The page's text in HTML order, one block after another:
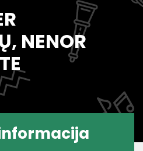
NENOR